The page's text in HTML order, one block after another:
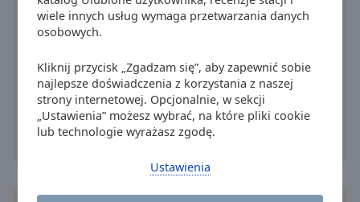
wiele innych usług wymaga przetwarzania danych
osobowych.
Kliknij przycisk „Zgadzam się”, aby zapewnić sobie
najlepsze doświadczenia z korzystania z naszej
strony internetowej. Opcjonalnie, w sekcji
„Ustawienia” możesz wybrać, na które pliki cookie
lub technologie wyrażasz zgodę.
Ustawienia
window.